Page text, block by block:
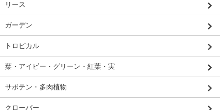
リース
ガーデン
トロピカル
葉・アイビー・グリーン・紅葉・実
サボテン・多肉植物
クローバー